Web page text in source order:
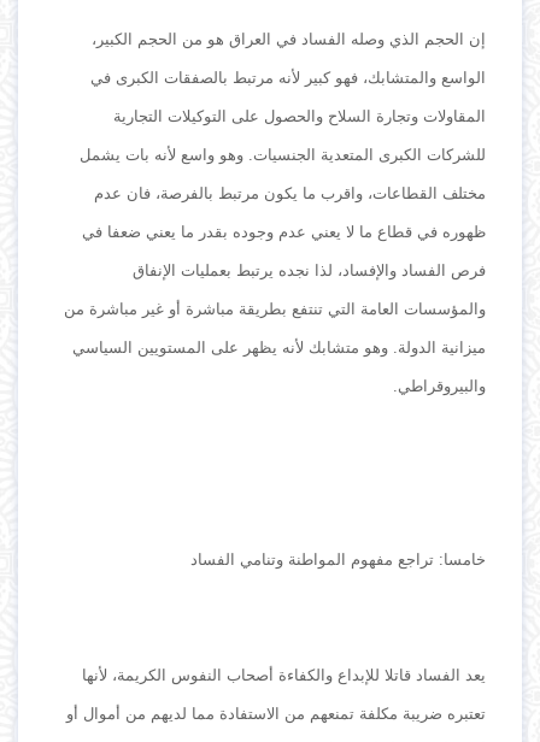
إن الحجم الذي وصله الفساد في العراق هو من الحجم الكبير،
الواسع والمتشابك، فهو كبير لأنه مرتبط بالصفقات الكبرى في
المقاولات وتجارة السلاح والحصول على التوكيلات التجارية
للشركات الكبرى المتعدية الجنسيات. وهو واسع لأنه بات يشمل
مختلف القطاعات، واقرب ما يكون مرتبط بالفرصة، فان عدم
ظهوره في قطاع ما لا يعني عدم وجوده بقدر ما يعني ضعفا في
فرص الفساد والإفساد، لذا نجده يرتبط بعمليات الإنفاق
والمؤسسات العامة التي تنتفع بطريقة مباشرة أو غير مباشرة من
ميزانية الدولة. وهو متشابك لأنه يظهر على المستويين السياسي
والبيروقراطي.
خامسا: تراجع مفهوم المواطنة وتنامي الفساد
يعد الفساد قاتلا للإبداع والكفاءة أصحاب النفوس الكريمة، لأنها
تعتبره ضريبة مكلفة تمنعهم من الاستفادة مما لديهم من أموال أو